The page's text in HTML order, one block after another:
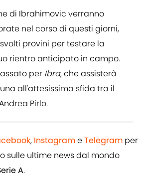
di Ibrahimovic verranno
nel corso di questi giorni,
provini per testare la
rientro anticipato in campo.
per Ibra, che assisterà
all'attesissima sfida tra il
Pirlo.
, InstagrameTelegram per
sulle ultime news dal mondo
A.